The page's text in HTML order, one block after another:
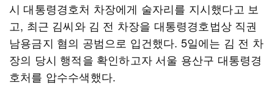
시 대통령경호처 차장에게 술자리를 지시했다고 보
고, 최근 김씨와 김 전 차장을 대통령경호법상 직권
남용금지 혐의 공범으로 입건했다. 5일에는 김 전 차
장의 당시 행적을 확인하고자 서울 용산구 대통령경
호처를 압수수색했다.